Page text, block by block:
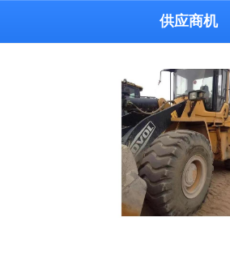
供应商机